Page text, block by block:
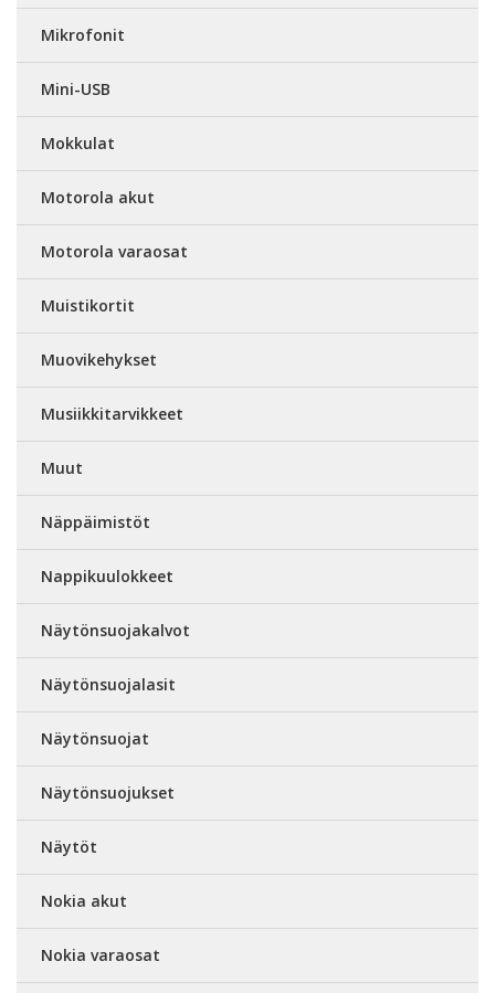
Mikrofonit
Mini-USB
Mokkulat
Motorola akut
Motorola varaosat
Muistikortit
Muovikehykset
Musiikkitarvikkeet
Muut
Näppäimistöt
Nappikuulokkeet
Näytönsuojakalvot
Näytönsuojalasit
Näytönsuojat
Näytönsuojukset
Näytöt
Nokia akut
Nokia varaosat